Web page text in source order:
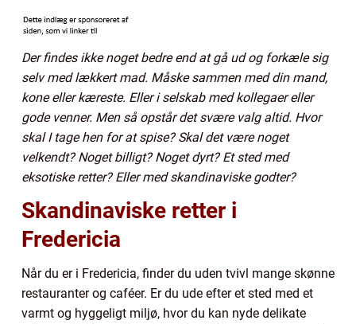
Der findes ikke noget bedre end at gå ud og forkæle sig
selv med lækkert mad. Måske sammen med din mand,
kone eller kæreste. Eller i selskab med kollegaer eller
gode venner. Men så opstår det svære valg altid. Hvor
skal I tage hen for at spise? Skal det være noget
velkendt? Noget billigt? Noget dyrt? Et sted med
eksotiske retter? Eller med skandinaviske godter?
Skandinaviske retter i
Fredericia
Når du er i Fredericia, finder du uden tvivl mange skønne
restauranter og caféer. Er du ude efter et sted med et
varmt og hyggeligt miljø, hvor du kan nyde delikate